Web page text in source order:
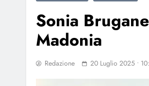
Sonia
Madonia
Redazione 20 Luglio 2025 •